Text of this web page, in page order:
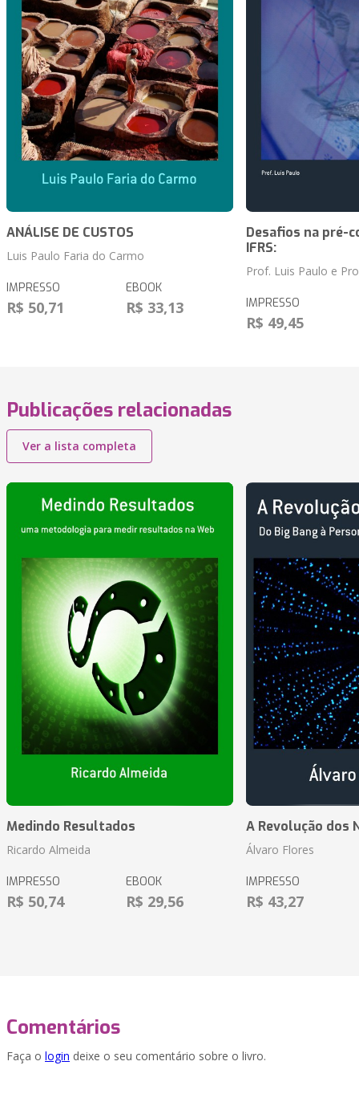
ANÁLISE DE CUSTOS
Luis Paulo Faria do Carmo
IMPRESSO
R$ 50,71
EBOOK
R$ 33,13
Desafios na pré-
IFRS:
Prof. Luis Paulo e
IMPRESSO
R$ 49,45
Publicações relacionadas
Ver a lista completa
Medindo Resultados
Ricardo Almeida
IMPRESSO
R$ 50,74
EBOOK
R$ 29,56
A Revolução dos
Álvaro Flores
IMPRESSO
R$ 43,27
Comentários
Faça o login deixe o seu comentário sobre o livro.